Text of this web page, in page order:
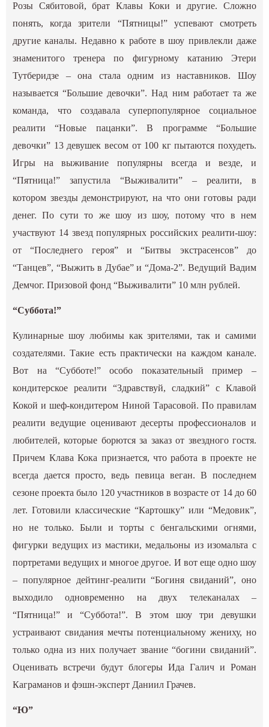
Розы Сябитовой, брат Клавы Коки и другие. Сложно
понять, когда зрители “Пятницы!” успевают смотреть
другие каналы. Недавно к работе в шоу привлекли даже
знаменитого тренера по фигурному катанию Этери
Тутберидзе – она стала одним из наставников. Шоу
называется “Большие девочки”. Над ним работает та же
команда, что создавала суперпопулярное социальное
реалити “Новые пацанки”. В программе “Большие
девочки” 13 девушек весом от 100 кг пытаются похудеть.
Игры на выживание популярны всегда и везде, и
“Пятница!” запустила “Выживалити” – реалити, в
котором звезды демонстрируют, на что они готовы ради
денег. По сути то же шоу из шоу, потому что в нем
участвуют 14 звезд популярных российских реалити-шоу:
от “Последнего героя” и “Битвы экстрасенсов” до
“Танцев”, “Выжить в Дубае” и “Дома-2”. Ведущий Вадим
Демчог. Призовой фонд “Выживалити” 10 млн рублей.
“Суббота!”
Кулинарные шоу любимы как зрителями, так и самими
создателями. Такие есть практически на каждом канале.
Вот на “Субботе!” особо показательный пример –
кондитерское реалити “Здравствуй, сладкий” с Клавой
Кокой и шеф-кондитером Ниной Тарасовой. По правилам
реалити ведущие оценивают десерты профессионалов и
любителей, которые борются за заказ от звездного гостя.
Причем Клава Кока признается, что работа в проекте не
всегда дается просто, ведь певица веган. В последнем
сезоне проекта было 120 участников в возрасте от 14 до 60
лет. Готовили классические “Картошку” или “Медовик”,
но не только. Были и торты с бенгальскими огнями,
фигурки ведущих из мастики, медальоны из изомальта с
портретами ведущих и многое другое. И вот еще одно шоу
– популярное дейтинг-реалити “Богиня свиданий”, оно
выходило одновременно на двух телеканалах –
“Пятница!” и “Суббота!”. В этом шоу три девушки
устраивают свидания мечты потенциальному жениху, но
только одна из них получает звание “богини свиданий”.
Оценивать встречи будут блогеры Ида Галич и Роман
Каграманов и фэшн-эксперт Даниил Грачев.
“Ю”